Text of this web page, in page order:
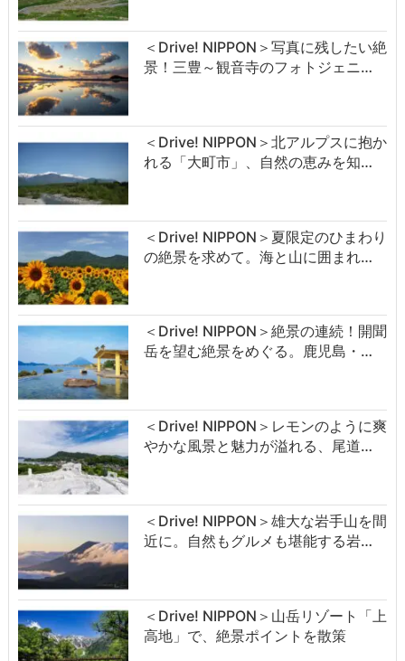
＜Drive! NIPPON＞写真に残したい絶
景！三豊～観音寺のフォトジェニ…
＜Drive! NIPPON＞北アルプスに抱か
れる「大町市」、自然の恵みを知…
＜Drive! NIPPON＞夏限定のひまわり
の絶景を求めて。海と山に囲まれ…
＜Drive! NIPPON＞絶景の連続！開聞
岳を望む絶景をめぐる。鹿児島・…
＜Drive! NIPPON＞レモンのように爽
やかな風景と魅力が溢れる、尾道…
＜Drive! NIPPON＞雄大な岩手山を間
近に。自然もグルメも堪能する岩…
＜Drive! NIPPON＞山岳リゾート「上
高地」で、絶景ポイントを散策